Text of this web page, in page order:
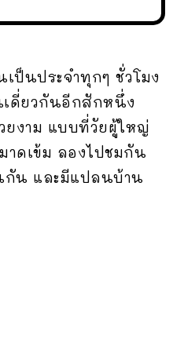
ป็นประจำทุกๆ ชั่วโมง
ดี่ยวกันอีกสักหนึ่ง
งาม แบบที่วัยผู้ใหญ่
ดเข้ม ลองไปชมกัน
กัน และมีแปลนบ้าน